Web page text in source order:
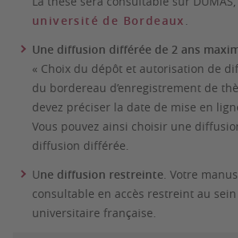
université de Bordeaux .
Une diffusion différée de 2 ans
« Choix du dépôt et autorisation de
du bordereau d’enregistrement de
devez préciser la date de mise en
Vous pouvez ainsi choisir une
diffusion différée.
Une diffusion restreinte. Votre
consultable en accès restreint au
universitaire française.